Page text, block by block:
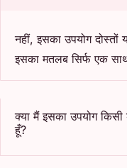
नहीं, इसका उपयोग दोस्तों
इसका मतलब सिर्फ एक
क्या मैं इसका उपयोग
हूँ?